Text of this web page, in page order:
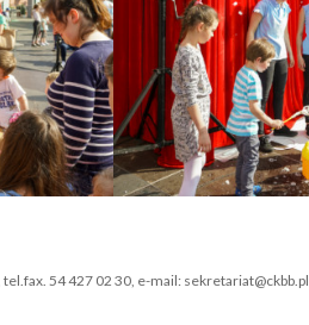
tel.fax. 54 427 02 30, e-mail: sekretariat@ckbb.pl